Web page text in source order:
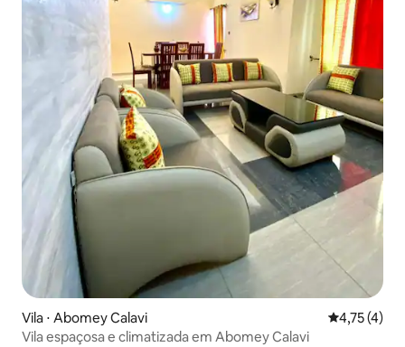
Vila ⋅ Abomey Calavi 4,75 de
4,75 (4)
Vila espaçosa e climatizada em Abomey Calavi